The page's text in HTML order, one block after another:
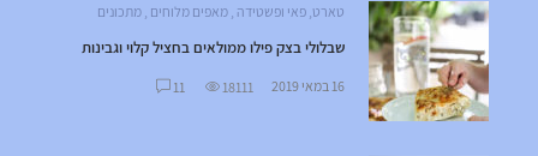
טארט, פאי ופשטידה ,מאפים מלוחים ,מתכונים
שבלולי בצק פילו ממולאים בחציל קלוי וגבינות
16 במאי 2019 18111
11